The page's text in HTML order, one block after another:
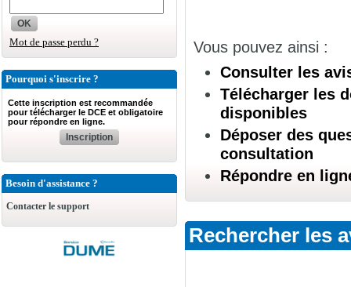
OK
Mot de passe perdu ?
Pourquoi s'inscrire ?
Cette inscription est recommandée
pour télécharger le DCE et obligatoire
pour répondre en ligne.
Inscription
Besoin d'assistance ?
Contacter le support
Vous pouvez ainsi :
Consulter les
Télécharger les
disponibles
Déposer des
consultation
Répondre en
Rechercher les